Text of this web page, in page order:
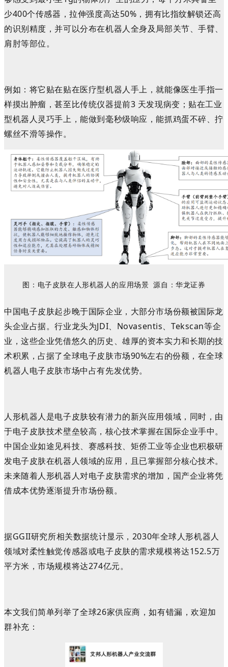
少400个传感器，拉伸强度高达50%，拥有比指纹解锁还高
的识别精度，并可以分布在机器人全身及局部关节、手臂、
肩肘等部位。
例如：将它贴在贴在医疗型机器人手上，就能像医生手指一
样摸出肿瘤，甚至比传统仪器提前3 天发现病变；贴在工业
型机器人灵巧手上，能做到毫秒级响应，能抓鸡蛋不碎、拧
螺丝不滑等操作。
图：电子皮肤在人形机器人的应用场景 源自：华龙证券
中国电子皮肤起步晚于国际企业，大部分市场份额被国际龙
头企业占据。行业龙头为JDI、 Novasentis、Tekscan等企
业，这些企业凭借悠久的历史、雄厚的资本实力和长期的技
术积累，占据了全球电子皮肤市场90%左右的份额，在全球
机器人电子皮肤市场中占有先发优势。
人形机器人是电子皮肤较有潜力的新兴应用领域，同时，由
于电子皮肤技术壁垒较高，核心技术掌握在国际企业手中。
中国企业如途见科技、 赛感科技、 矩侨工业等企业也积极研
发电子皮肤在机器人领域的应用，且已掌握部分核心技术。
未来随着人形机器人对电子皮肤需求的增加，国产企业将凭
借成本优势逐渐提升市场份额。
据GGII研究所相关数据统计显示， 2030年全球人形机器人
领域对柔性触觉传感器或电子皮肤的需求规模将达152.5万
平方米，市场规模将达274亿元。
本文我们简单列举了全球26家供应商，如有错漏，欢迎加
群补充：